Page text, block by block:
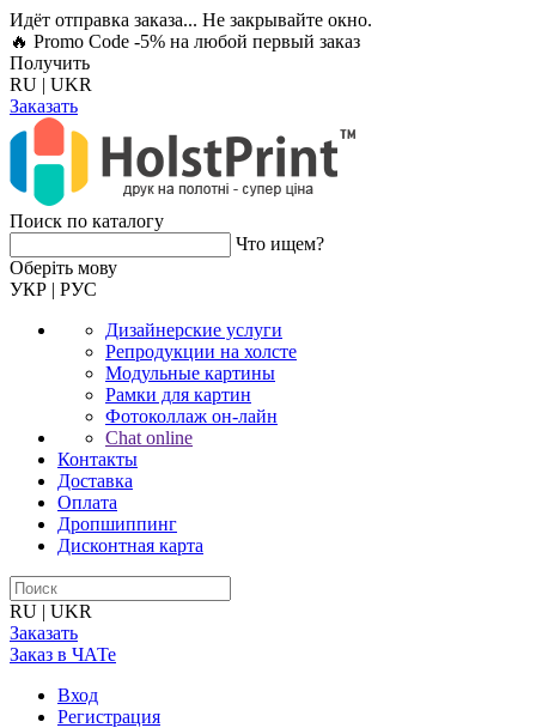
Идёт отправка заказа... Не закрывайте окно.
🔥 Promo Code -5% на любой первый заказ
Получить
RU | UKR
Заказать
Поиск по каталогу
Что ищем?
Оберiть мову
УКР | РУС
Дизайнерские услуги
Репродукции на холсте
Модульные картины
Рамки для картин
Фотоколлаж он-лайн
Chat online
Контакты
Доставка
Оплата
Дропшиппинг
Дисконтная карта
RU | UKR
Заказать
Заказ в ЧАТе
Вход
Регистрация